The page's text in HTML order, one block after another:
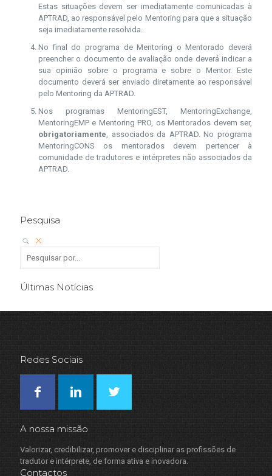
Estas situações devem ser imediatamente comunicadas à
APTRAD, ao responsável pelo Mentoring para que a situação
seja imediatamente resolvida.
No final do programa de Mentoring o Mentorado deverá
preencher o documento de avaliação onde deverá indicar a
sua opinião sobre o programa e sobre o Mentor. Este
documento deverá ser enviado diretamente ao responsável
pelo Mentoring da APTRAD.
Nos programas MentoringEST, MentoringExchange,
MentoringEMP e Mentoring PRO, os Mentorados devem ser,
obrigatoriamente, associados da APTRAD. No programa
MentoringCONS os mentorados devem pertencer à
comunidade de tradutores e intérpretes não associados da
APTRAD.
Pesquisa
Últimas Notícias
Redes Sociais
A nossa missão
Valorizar, credibilizar, promover e disciplinar as profissões de
tradutor e intérprete, de forma ativa e inovadora.
Contactos